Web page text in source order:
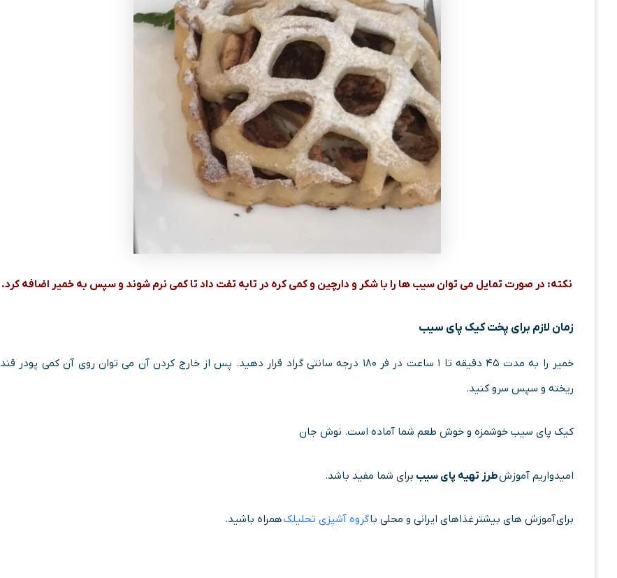
نکته: در صورت تمایل می توان سیب ها را با شکر و دارچین و کمی کره در تابه تفت داد تا کمی نرم شوند و سپس به خمیر اضافه کرد.
زمان لازم برای پخت کیک پای سیب
خمیر را به مدت ۴۵ دقیقه تا ۱ ساعت در فر ۱۸۰ درجه سانتی گراد قرار دهید. پس از خارج کردن آن می توان روی آن کمی پودر قند
ریخته و سپس سرو کنید.
کیک پای سیب خوشمزه و خوش طعم شما آماده است. نوش جان
امیدواریم آموزشطرز تهیه پای سیب برای شما مفید باشد.
برای آموزش های بیشتر غذاهای ایرانی و محلی باگروه آشپزی تحلیلکهمراه باشید.